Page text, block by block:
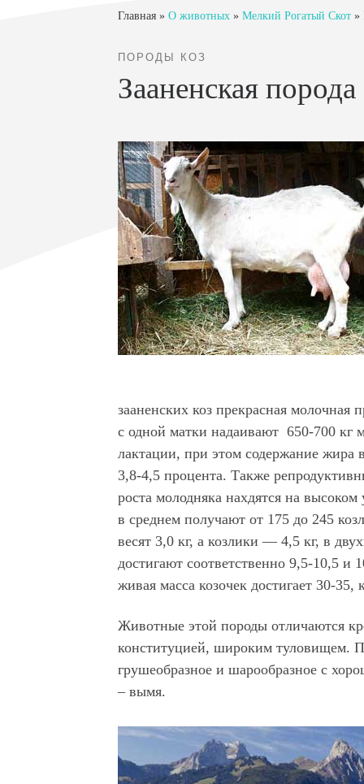
Главная » О животных » Мелкий Рогатый Скот »
ПОРОДЫ КОЗ
Зааненская порода
зааненских коз прекрасная молочная
с одной матки надаивают 650-700 кг
лактации, при этом содержание жира
3,8-4,5 процента. Также
роста молодняка нахдятся на
в среднем получают от 175 до 245
весят 3,0 кг, а козлики — 4,5 кг, в
достигают соответственно 9,5-10,5 и
живая масса козочек дос­тигает 30-
Животные этой породы отличаются
конституцией, широким туловищем.
грушеобразное и шарообразное с
– вымя.